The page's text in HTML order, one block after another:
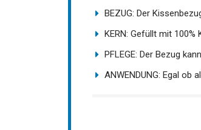
BEZUG: Der
KERN: Gefüllt mit
PFLEGE: Der Bezug
ANWENDUNG: Egal ob